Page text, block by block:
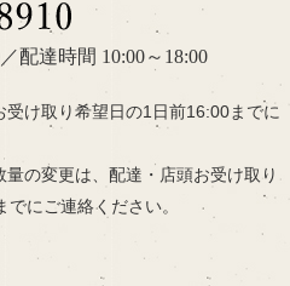
／配達時間 10:00～18:00
受け取り希望日の1日前16:00までに
の変更は、 配達・店頭お受け取り
でにご連絡ください。